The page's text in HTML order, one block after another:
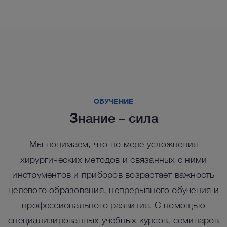
IMAGE 1 S™
IMAGE 1 S™
Ключевые продукты для компактного
Данные компоненты позволят вам составить
систему, соответствующую вашим потребностям.
визуализации FULL HD
систему, соответствующую вашим потребностям.
ОБУЧЕНИЕ
Знание – сила
Мы понимаем, что по мере усложнения
хирургических методов и связанных с ними
инструментов и приборов возрастает важность
целевого образования, непрерывного обучения и
профессионального развития. С помощью
специализированных учебных курсов, семинаров